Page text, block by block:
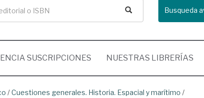
Busqueda
SUSCRIPCIONES NUESTRAS LIBRERÍAS
/Cuestiones generales. Historia. Espacial y marítimo /